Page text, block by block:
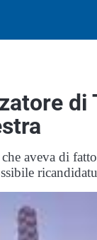
di
aveva di